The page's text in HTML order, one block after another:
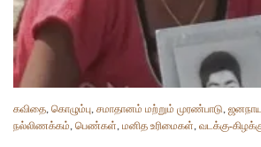
கவிதை, கொழும்பு, சமாதானம் மற்றும் முரண்பாடு,
நல்லிணக்கம், பெண்கள், மனித உரிமைகள், வடக்கு-